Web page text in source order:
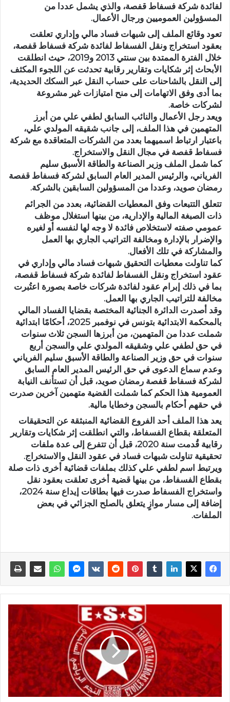
لفائدة شركة فسفاط قفصة، والذي يشمل عددا من
المسؤولين العموميين ورجال الأعمال.
تعود وقائع الملف إلى شبهات فساد مالي وإداري تعلقت
بعقود استخراج ونقل الفسفاط لفائدة شركة فسفاط قفصة،
خلال الفترة الممتدة بين سنتي 2013 و2019، حيث انطلقت
الأبحاث إثر شكايات وتقارير رقابية تحدثت عن اللجوء المكثف
إلى النقل بالشاحنات على حساب النقل عبر السكك الحديدية،
بما أدى وفق الاتهامات إلى منح امتيازات غير مشروعة
لشركات خاصة.
ويعد رجل الأعمال والنائب السابق لطفي علي من أبرز
المتهمين في هذا الملف، إلى جانب شقيقه المولدي علي،
باعتبار ارتباط اسميهما بعدد من الشركات المتعاقدة مع شركة
فسفاط قفصة في مجال النقل والاستخراج.
كما شمل الملف وزير الصناعة والطاقة الأسبق سليم
الفرياني، والرئيس المدير العام السابق لشركة فسفاط قفصة
رمضان صويد، وعددا من المسؤولين السابقين بالشركة.
تتعلق التتبعات وفق المعطيات القضائية، بعدد من الجرائم
ذات الصبغة المالية والإدارية، من بينها استغلال موظف
عمومي صفته لاستخلاص فائدة لا وجه لها لنفسه أو لغيره
والإضرار بالإدارة ومخالفة التراتيب الجاري بها العمل
والمشاركة في تلك الأفعال.
كما تناولت معطيات التحقيق شبهات فساد مالي وإداري في
عقود استخراج ونقل الفسفاط لفائدة شركة فسفاط قفصة،
بما في ذلك إبرام عقود لفائدة شركات خاصة بصورة اعتُبرت
مخالفة للتراتيب الجاري بها العمل.
وقد أصدرت الدائرة الجنائية المختصة بقضايا الفساد المالي
بالمحكمة الابتدائية بتونس في نوفمبر 2025، أحكامًا ابتدائية
شملت عددا من المتهمين، من أبرزها السجن ثلاث سنوات
في حق لطفي علي وشقيقه المولدي علي والسجن أربع
سنوات في حق وزير الصناعة والطاقة الأسبق سليم الفرياني
وعدم سماع الدعوى في حق الرئيس المدير العام السابق
لشركة فسفاط قفصة رمضان صويد، قبل أن تستأنف النيابة
العمومية هذا الحكم كما شملت القضية متهمين آخرين صدرت
في حقهم أحكام بالسجن وخطايا مالية.
يعد هذا الملف أحد الفروع القضائية المنبثقة عن التحقيقات
المتعلقة بقطاع الفسفاط، والتي انطلقت إثر شكايات وتقارير
رقابية قُدمت سنة 2020، قبل أن تتفرع إلى عدة ملفات
تحقيقية تناولت شبهات فساد في عقود النقل والاستخراج.
ويرتبط اسم لطفي علي كذلك بملفات قضائية أخرى ذات صلة
بقطاع الفسفاط، من بينها قضية أخرى تعلقت بعقود نقل
واستخراج الفسفاط صدرت فيها بطاقات إيداع سنة 2024،
إضافة إلى مسار موازٍ يتعلق بالصلح الجزائي في بعض
الملفات.